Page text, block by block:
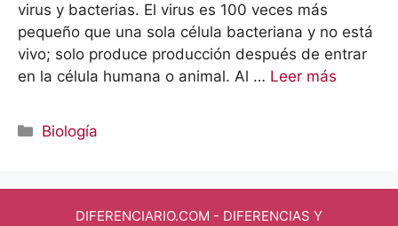
virus y bacterias. El virus es 100 veces más
pequeño que una sola célula bacteriana y no está
vivo; solo produce producción después de entrar
en la célula humana o animal. Al … Leer más
Categorías
Biología
DIFERENCIARIO.COM - DIFERENCIAS Y